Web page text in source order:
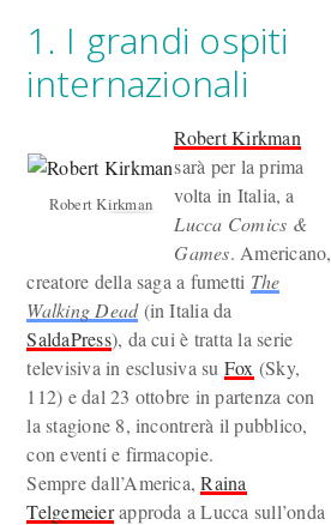
1. I grandi ospiti
internazionali
Robert Kirkman
Robert Kirkman
sarà per la prima
volta in Italia, a
Lucca Comics &
Games. Americano,
creatore della saga a fumetti The
Walking Dead(in Italia da
SaldaPress), da cui è tratta la serie
televisiva in esclusiva su Fox (Sky,
112) e dal 23 ottobre in partenza con
la stagione 8, incontrerà il pubblico,
con eventi e firmacopie.
Sempre dall’America,Raina
Telgemeierapproda a Lucca sull’onda